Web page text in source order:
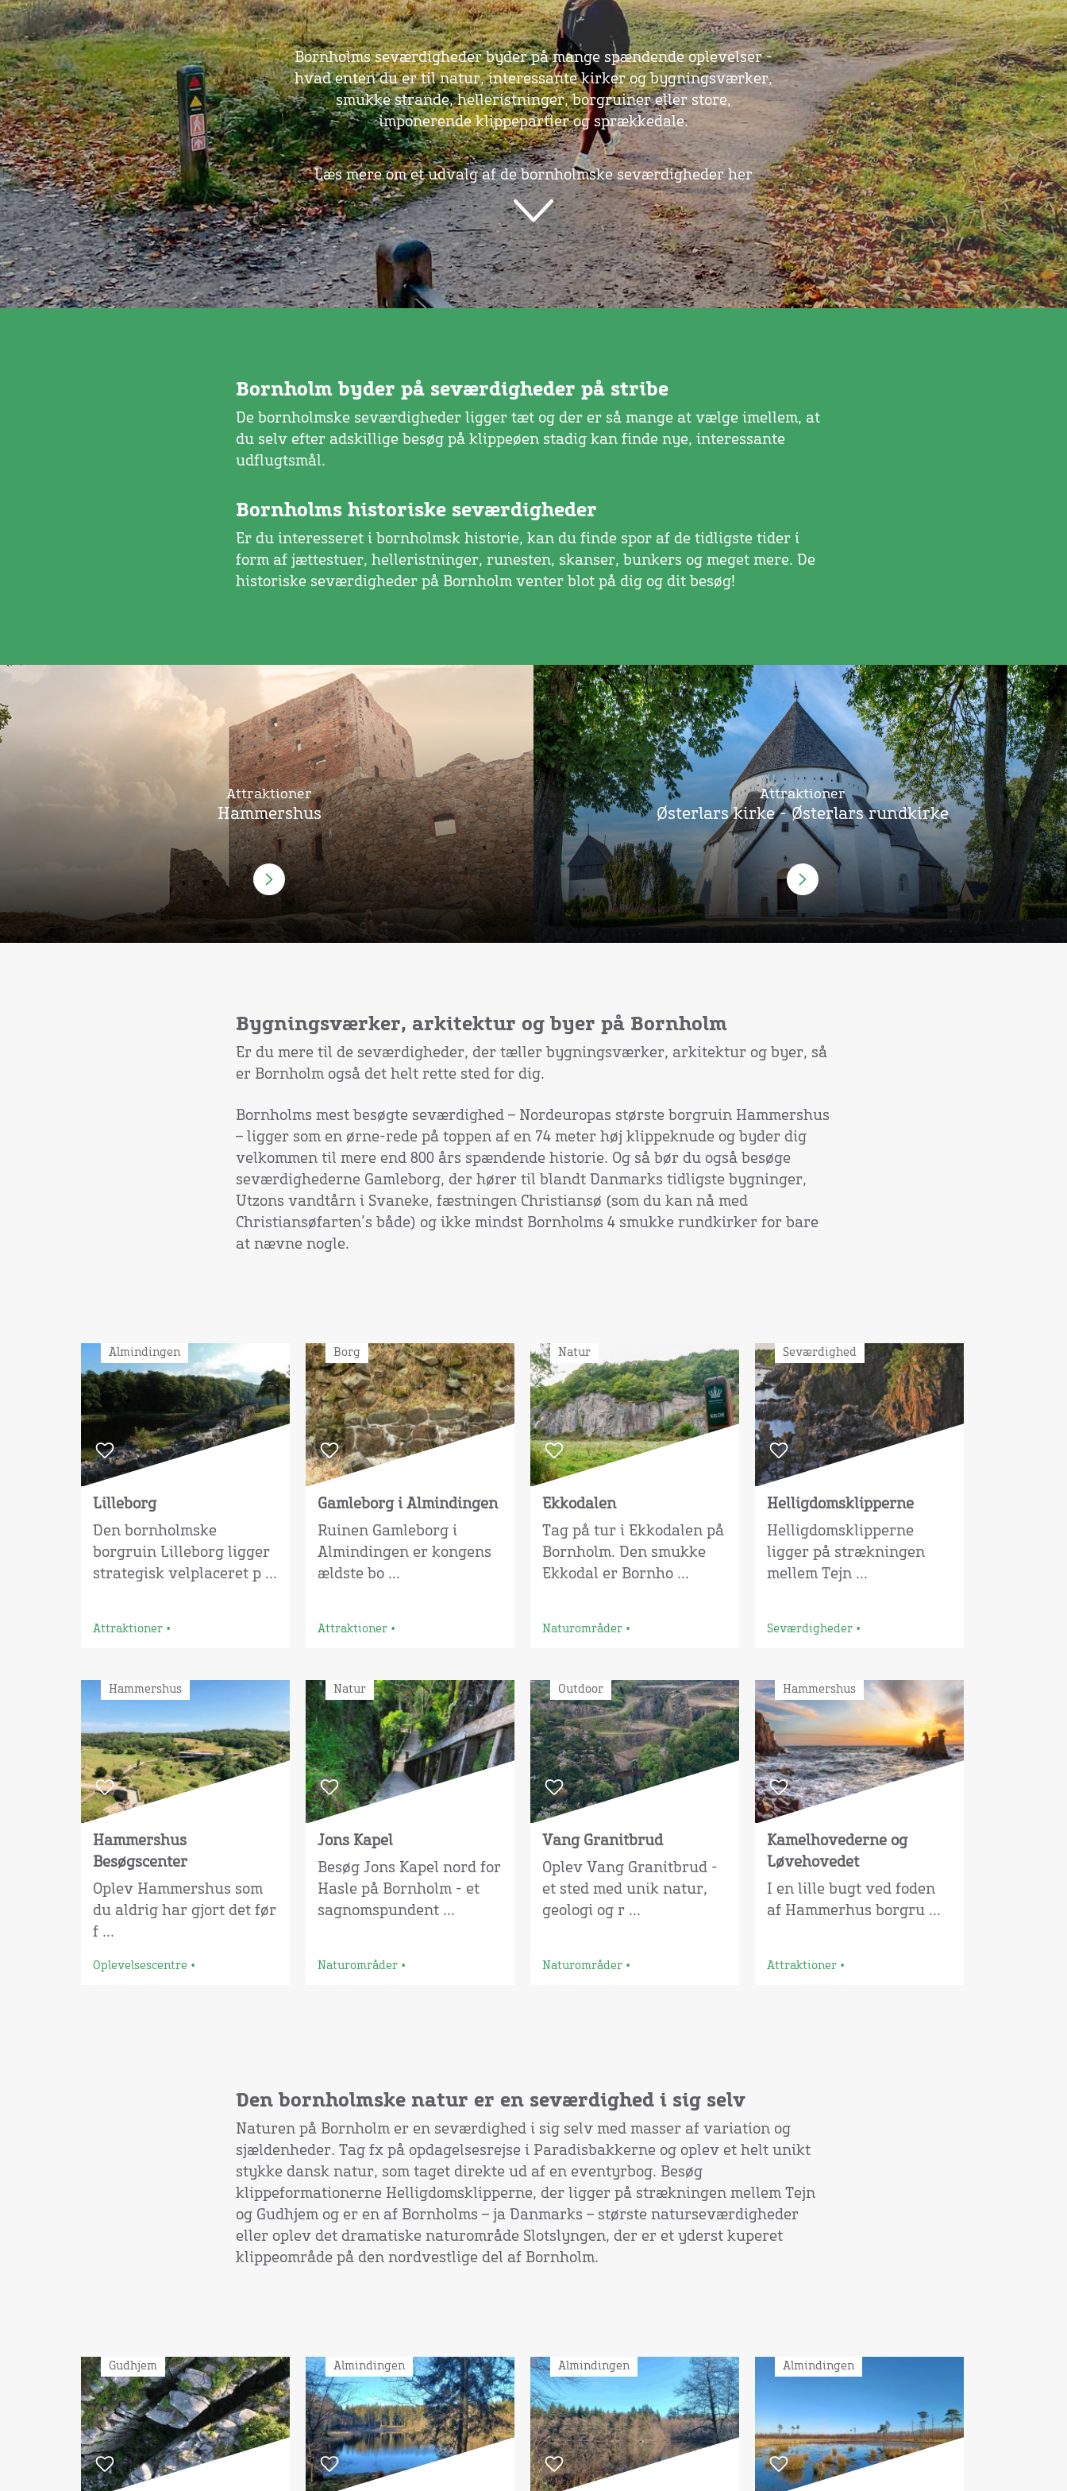
Bornholms seværdigheder byder på mange spændende oplevelser -
hvad enten du er til natur, interessante kirker og bygningsværker,
smukke strande, helleristninger, borgruiner eller store,
imponerende klippepartier og sprækkedale.
Læs mere om et udvalg af de bornholmske seværdigheder her
Bornholm byder på seværdigheder på stribe
De bornholmske seværdigheder ligger tæt og der er så mange at vælge imellem, at
du selv efter adskillige besøg på klippeøen stadig kan finde nye, interessante
udflugtsmål.
Bornholms historiske seværdigheder
Er du interesseret i bornholmsk historie, kan du finde spor af de tidligste tider i
form af jættestuer, helleristninger, runesten, skanser, bunkers og meget mere. De
historiske seværdigheder på Bornholm venter blot på dig og dit besøg!
Attraktioner
Hammershus
Attraktioner
Østerlars kirke - Østerlars rundkirke
Bygningsværker, arkitektur og byer på Bornholm
Er du mere til de seværdigheder, der tæller bygningsværker, arkitektur og byer, så
er Bornholm også det helt rette sted for dig.
Bornholms mest besøgte seværdighed – Nordeuropas største borgruin Hammershus
– ligger som en ørne-rede på toppen af en 74 meter høj klippeknude og byder dig
velkommen til mere end 800 års spændende historie. Og så bør du også besøge
seværdighederne Gamleborg, der hører til blandt Danmarks tidligste bygninger,
Utzons vandtårn i Svaneke, fæstningen Christiansø (som du kan nå med
Christiansøfarten’s både) og ikke mindst Bornholms 4 smukke rundkirker for bare
at nævne nogle.
Almindingen
Lilleborg
Den bornholmske
borgruin Lilleborg ligger
strategisk velplaceret p ...
Attraktioner •
Borg
Gamleborg i Almindingen
Ruinen Gamleborg i
Almindingen er kongens
ældste bo ...
Attraktioner •
Natur
Ekkodalen
Tag på tur i Ekkodalen på
Bornholm. Den smukke
Ekkodal er Bornho ...
Naturområder •
Seværdighed
Helligdomsklipperne
Helligdomsklipperne
ligger på strækningen
mellem Tejn ...
Seværdigheder •
Hammershus
Hammershus
Besøgscenter
Oplev Hammershus som
du aldrig har gjort det før
f ...
Oplevelsescentre •
Natur
Jons Kapel
Besøg Jons Kapel nord for
Hasle på Bornholm - et
sagnomspundent ...
Naturområder •
Outdoor
Vang Granitbrud
Oplev Vang Granitbrud -
et sted med unik natur,
geologi og r ...
Naturområder •
Hammershus
Kamelhovederne og
Løvehovedet
I en lille bugt ved foden
af Hammerhus borgru ...
Attraktioner •
Den bornholmske natur er en seværdighed i sig selv
Naturen på Bornholm er en seværdighed i sig selv med masser af variation og
sjældenheder. Tag fx på opdagelsesrejse i Paradisbakkerne og oplev et helt unikt
stykke dansk natur, som taget direkte ud af en eventyrbog. Besøg
klippeformationerne Helligdomsklipperne, der ligger på strækningen mellem Tejn
og Gudhjem og er en af Bornholms – ja Danmarks – største naturseværdigheder
eller oplev det dramatiske naturområde Slotslyngen, der er et yderst kuperet
klippeområde på den nordvestlige del af Bornholm.
Gudhjem Almindingen Almindingen Almindingen